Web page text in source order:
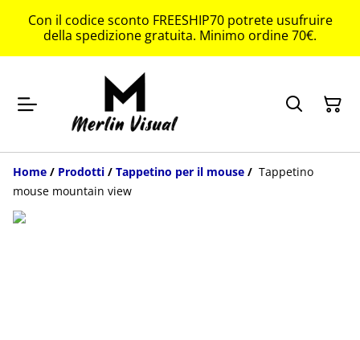
Con il codice sconto FREESHIP70 potrete usufruire
della spedizione gratuita. Minimo ordine 70€.
Home / Prodotti / Tappetino per il mouse / Tappetino
mouse mountain view